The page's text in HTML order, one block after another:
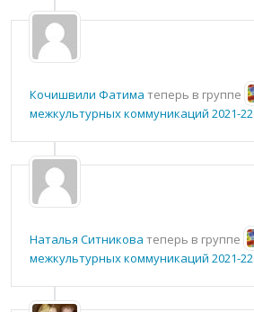
Кочишвили Фатима теперь в группе
межкультурных коммуникаций 2021-22
Наталья Ситникова теперь в группе
межкультурных коммуникаций 2021-22